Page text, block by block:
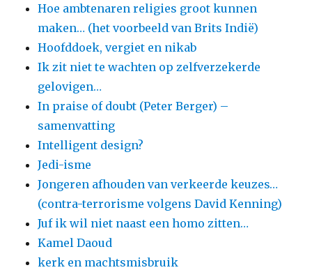
Hoe ambtenaren religies groot kunnen
maken… (het voorbeeld van Brits Indië)
Hoofddoek, vergiet en nikab
Ik zit niet te wachten op zelfverzekerde
gelovigen…
In praise of doubt (Peter Berger) –
samenvatting
Intelligent design?
Jedi-isme
Jongeren afhouden van verkeerde keuzes…
(contra-terrorisme volgens David Kenning)
Juf ik wil niet naast een homo zitten…
Kamel Daoud
kerk en machtsmisbruik